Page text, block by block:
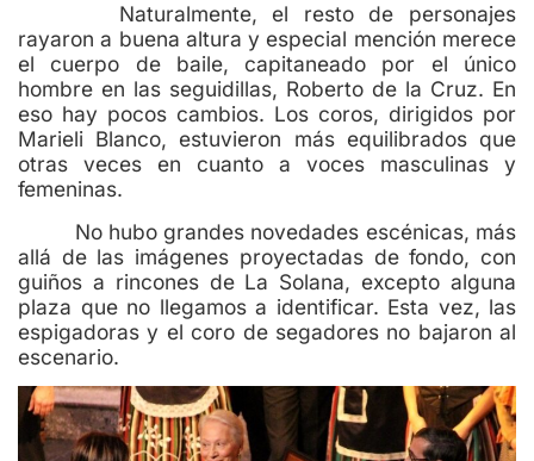
Naturalmente, el resto de personajes
rayaron a buena altura y especial mención merece
el cuerpo de baile, capitaneado por el único
hombre en las seguidillas, Roberto de la Cruz. En
eso hay pocos cambios. Los coros, dirigidos por
Marieli Blanco, estuvieron más equilibrados que
otras veces en cuanto a voces masculinas y
femeninas.
No hubo grandes novedades escénicas, más
allá de las imágenes proyectadas de fondo, con
guiños a rincones de La Solana, excepto alguna
plaza que no llegamos a identificar. Esta vez, las
espigadoras y el coro de segadores no bajaron al
escenario.